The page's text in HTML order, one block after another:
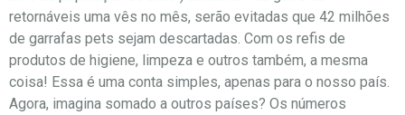
retornáveis uma vês no mês, serão evitadas que 42 milhões
de garrafas pets sejam descartadas. Com os refis de
produtos de higiene, limpeza e outros também, a mesma
coisa! Essa é uma conta simples, apenas para o nosso país.
Agora, imagina somado a outros países? Os números